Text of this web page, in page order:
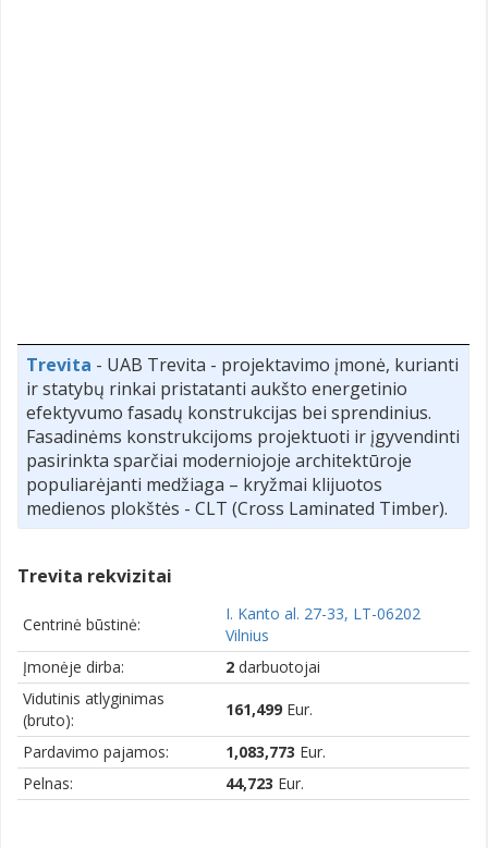
Trevita - UAB Trevita - projektavimo įmonė, kurianti
ir statybų rinkai pristatanti aukšto energetinio
efektyvumo fasadų konstrukcijas bei sprendinius.
Fasadinėms konstrukcijoms projektuoti ir įgyvendinti
pasirinkta sparčiai moderniojoje architektūroje
populiarėjanti medžiaga – kryžmai klijuotos
medienos plokštės - CLT (Cross Laminated Timber).
Trevita rekvizitai
Centrinė būstinė:
I. Kanto al. 27-33, LT-06202
Vilnius
Įmonėje dirba:
2 darbuotojai
Vidutinis atlyginimas
(bruto):
161,499 Eur.
Pardavimo pajamos: 1,083,773 Eur.
Pelnas:
44,723 Eur.